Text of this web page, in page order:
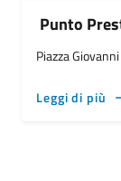
Punto
Piazza
Leggi di più